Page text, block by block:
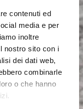
contenuti ed
media e per
inoltre
nostro sito con i
dei dati web,
combinarle
o che hanno